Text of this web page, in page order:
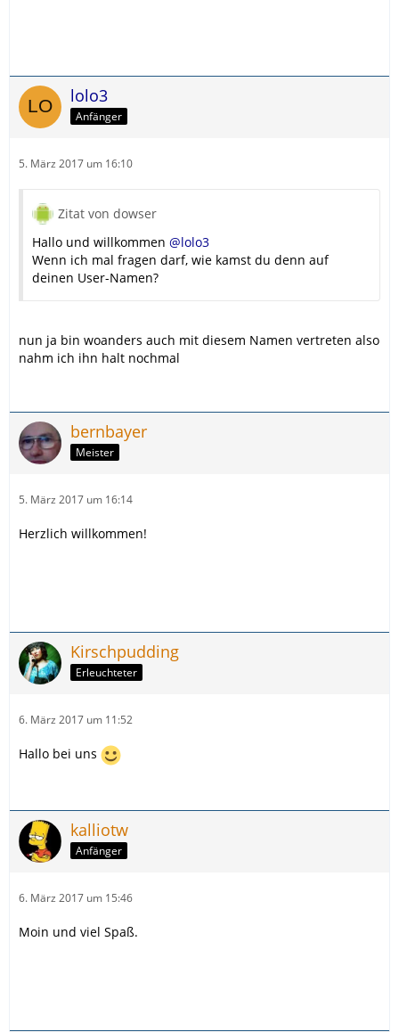
lolo3
Anfänger
5. März 2017 um 16:10
Zitat von dowser
Hallo und willkommen @lolo3
Wenn ich mal fragen darf, wie kamst du denn auf
deinen User-Namen?
nun ja bin woanders auch mit diesem Namen vertreten also
nahm ich ihn halt nochmal
bernbayer
Meister
5. März 2017 um 16:14
Herzlich willkommen!
Kirschpudding
Erleuchteter
6. März 2017 um 11:52
Hallo bei uns
kalliotw
Anfänger
6. März 2017 um 15:46
Moin und viel Spaß.